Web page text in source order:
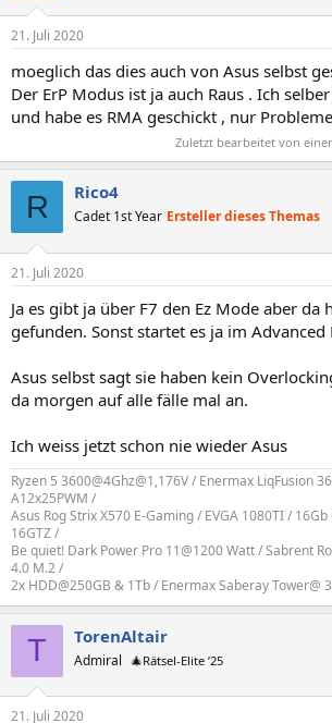
21. Juli 2020
moeglich das dies auch von Asus selbst
Der ErP Modus ist ja auch Raus . Ich
und habe es RMA geschickt , nur
Zuletzt bearbeitet von
R Rico4
Cadet 1st Year Ersteller dieses Themas
21. Juli 2020
Ja es gibt ja über F7 den Ez Mode aber da
gefunden. Sonst startet es ja im Advanced
Asus selbst sagt sie haben kein
da morgen auf alle fälle mal an.
Ich weiss jetzt schon nie wieder Asus
Ryzen 5 3600@4Ghz@1,176V / Enermax LiqFusion
A12x25PWM /
Asus Rog Strix X570 E-Gaming / EVGA 1080TI /
16GTZ /
Be quiet! Dark Power Pro 11@1200 Watt / Sabrent
4.0 M.2 /
2x HDD@250GB & 1Tb / Enermax Saberay Tower@
T TorenAltair
Admiral 🎄Rätsel-Elite ’25
21. Juli 2020